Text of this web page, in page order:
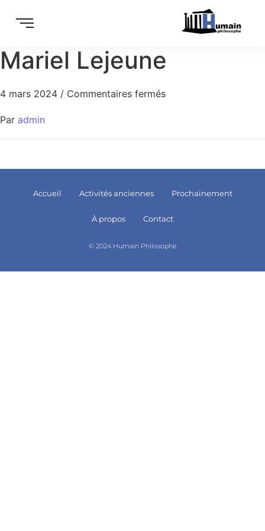
Mariel Lejeune
4 mars 2024 / Commentaires fermés
Par admin
Accueil Activités anciennes Prochainement
À propos Contact
© 2024 Humain Philosophe